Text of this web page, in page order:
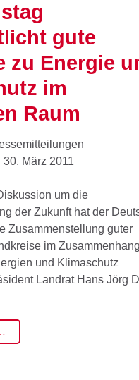
gute
zu Energie
im
Raum
März 2011
um die
der Zukunft hat der
Zusammenstellung guter
im
und Klimaschutz
Landrat Hans Jörg